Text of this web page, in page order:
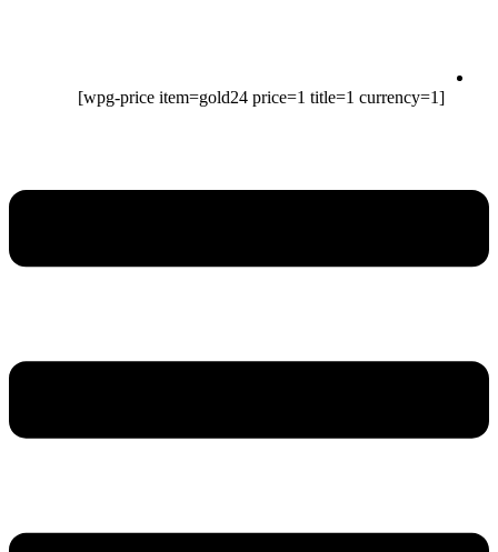
[wpg-price item=gold24 price=1 title=1 currency=1]